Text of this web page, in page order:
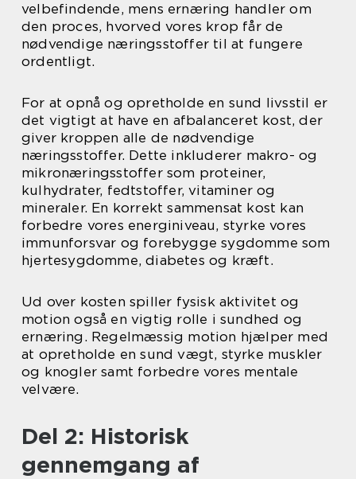
velbefindende, mens ernæring handler om
den proces, hvorved vores krop får de
nødvendige næringsstoffer til at fungere
ordentligt.
For at opnå og opretholde en sund livsstil er
det vigtigt at have en afbalanceret kost, der
giver kroppen alle de nødvendige
næringsstoffer. Dette inkluderer makro- og
mikronæringsstoffer som proteiner,
kulhydrater, fedtstoffer, vitaminer og
mineraler. En korrekt sammensat kost kan
forbedre vores energiniveau, styrke vores
immunforsvar og forebygge sygdomme som
hjertesygdomme, diabetes og kræft.
Ud over kosten spiller fysisk aktivitet og
motion også en vigtig rolle i sundhed og
ernæring. Regelmæssig motion hjælper med
at opretholde en sund vægt, styrke muskler
og knogler samt forbedre vores mentale
velvære.
Del 2: Historisk
gennemgang af